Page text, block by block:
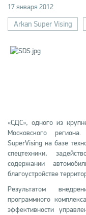
17 января 2012
Arkan Super Vising
«СДС», одного из
Московского
SuperVising на базе
спецтехники,
содержании
благоустройстве
Результатом
программного
эффективности